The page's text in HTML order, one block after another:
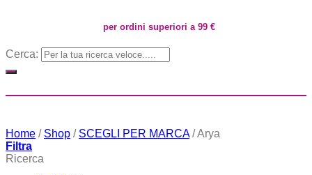
per ordini superiori a 99 €
Cerca:
Home / Shop / SCEGLI PER MARCA /Arya
Filtra
Ricerca